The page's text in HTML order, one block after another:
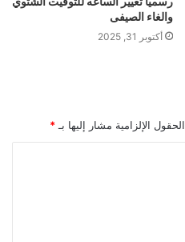
والغاء الصيفى
أكتوبر 31, 2025
الحقول الإلزامية مشار إليها بـ *